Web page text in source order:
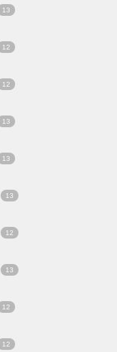
13
12
12
13
13
13
12
13
12
12